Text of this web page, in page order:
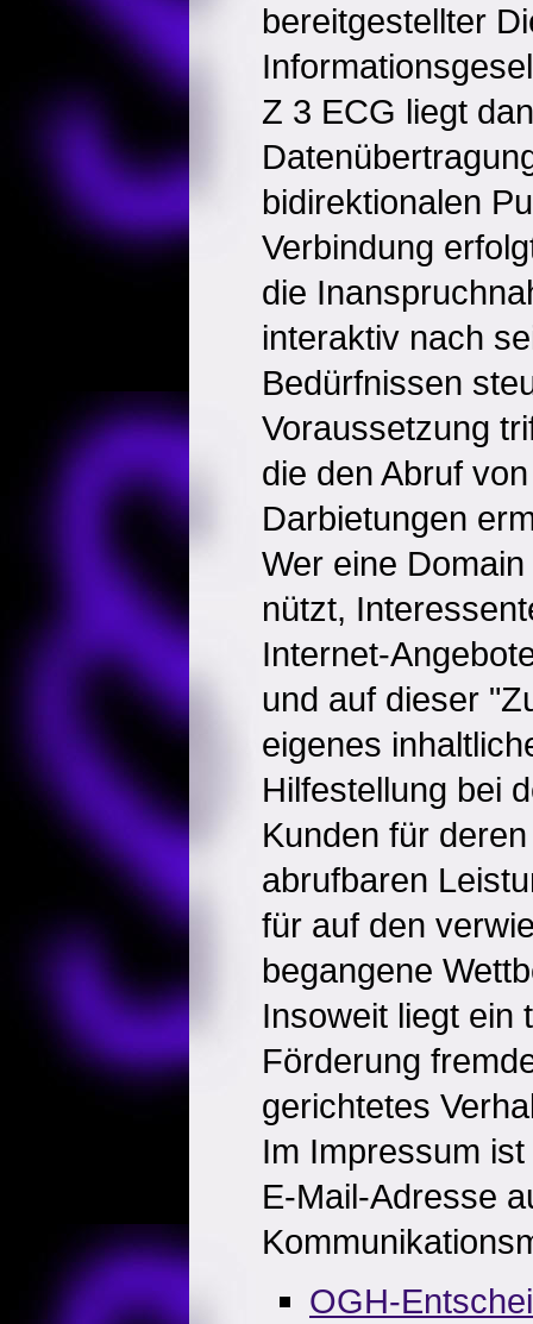
bereitgestellter
Z 3 ECG liegt
bidirektionalen
Verbindung
die
interaktiv nach
Bedürfnissen
Voraussetzung
die den Abruf
Darbietungen
Wer eine
nützt,
Internet-
und auf dieser
eigenes
Hilfestellung bei
Kunden für
abrufbaren
für auf den
begangene
Insoweit liegt ein
Förderung
gerichtetes
Im Impressum
E-Mail-Adresse
OGH-